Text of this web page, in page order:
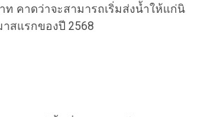
ท คาดว่าจะสามารถเริ่มส่งน้ำให้แก่นิ
สแรกของปี 2568